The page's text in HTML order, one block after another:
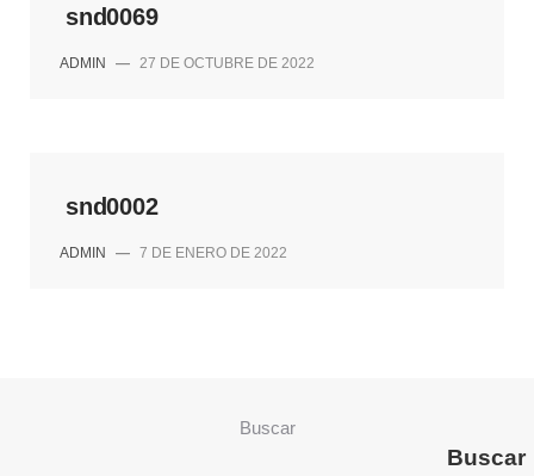
snd0069
ADMIN — 27 DE OCTUBRE DE 2022
snd0002
ADMIN — 7 DE ENERO DE 2022
Buscar
Buscar